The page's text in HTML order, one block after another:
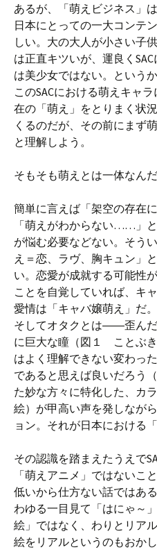
あるが、「萌えビジネス」
日本にとっての一大コン
しい。大の大人が小さい子
は正直キツいが、運良く
は美少女ではない。という
このSACにおける萌えキャ
在の「萌え」をとりまく状
くるのだが、その前にまず
と理解しよう。
そもそも萌えとは一体なん
簡単に言えば「架空の存在
「萌えがわからない……」
が悩む必要などない。そう
え＝恋、ラヴ、胸キュン」
い。恋愛が成就する可能性
ことを自覚していれば、キ
愛情は「キャバ嬢萌え」だ。
そしてオタクとは――歪ん
に巨大な瞳（図１ ことぶ
はよく理解できない変わっ
であると思えば良いだろう
た妙な方々に特化した、カ
絵）が甲高い声を発しなが
ョン。それが日本における
その認識を踏まえたうえで
「萌えアニメ」ではないこ
低いから仕方ない話ではあ
わゆる一目見て「はにゃ～
絵」ではなく、わりとリア
絵をリアルというのもおか